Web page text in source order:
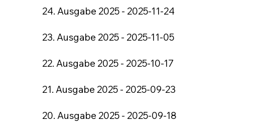
24. Ausgabe 2025 - 2025-11-24
23. Ausgabe 2025 - 2025-11-05
22. Ausgabe 2025 - 2025-10-17
21. Ausgabe 2025 - 2025-09-23
20. Ausgabe 2025 - 2025-09-18